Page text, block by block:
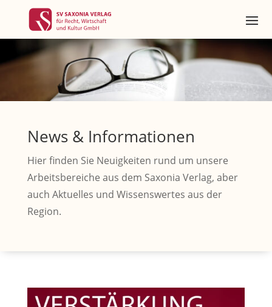
News & Informationen
Hier finden Sie Neuigkeiten rund um unsere
Arbeitsbereiche aus dem Saxonia Verlag, aber
auch Aktuelles und Wissenswertes aus der
Region.